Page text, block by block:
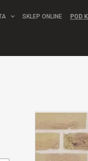
SKLEP ONLINE POD